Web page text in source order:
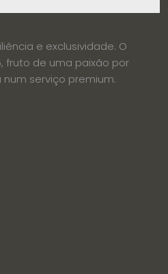
e exclusividade. O
fruto de uma paixão por
serviço premium.